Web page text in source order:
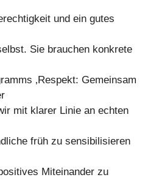
und ein gutes
Sie brauchen konkrete
‚Respekt: Gemeinsam
mit klarer Linie an echten
früh zu sensibilisieren
Miteinander zu